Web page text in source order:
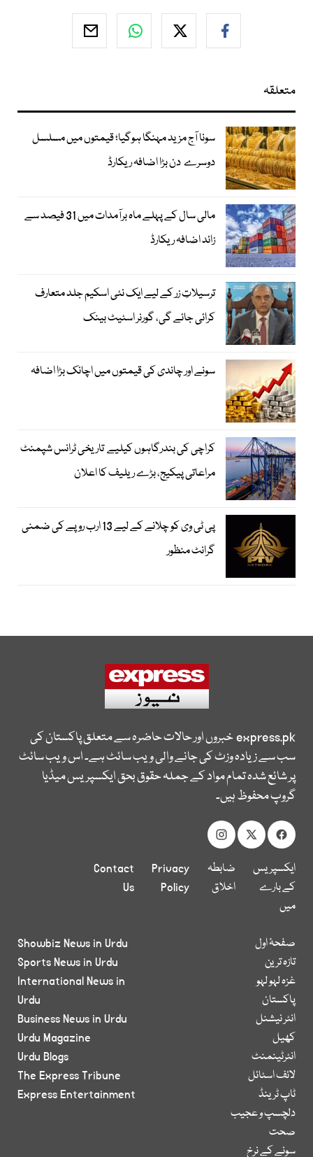
متعلقہ
سونا آج مزید مہنگا ہوگیا؛ قیمتوں میں مسلسل
دوسرے دن بڑا اضافہ ریکارڈ
مالی سال کے پہلے ماہ برآمدات میں 31 فیصد سے
زائد اضافہ ریکارڈ
ترسیلاتِ زر کے لیے ایک نئی اسکیم جلد متعارف
کرائی جائے گی، گورنر اسٹیٹ بینک
سونے اور چاندی کی قیمتوں میں اچانک بڑا اضافہ
کراچی کی بندرگاہوں کیلیے تاریخی ٹرانس شپمنٹ
مراعاتی پیکیج، بڑے ریلیف کا اعلان
پی ٹی وی کو چلانے کے لیے 13 ارب روپے کی ضمنی
گرانٹ منظور
express.pkخبروں اور حالات حاضرہ سے متعلق پاکستان کی
سب سے زیادہ وزٹ کی جانے والی ویب سائٹ ہے۔ اس ویب سائٹ
پر شائع شدہ تمام مواد کے جملہ حقوق بحق ایکسپریس میڈیا
گروپ محفوظ ہیں۔
ایکسپریس
کے بارے
میں
ضابطہ
اخلاق
Privacy
Policy
Contact
Us
صفحۂ اول
تازہ ترین
غزہ لہو لہو
پاکستان
انٹر نیشنل
کھیل
انٹرٹینمنٹ
لائف اسٹائل
ٹاپ ٹرینڈ
دلچسپ و عجیب
صحت
سونے کے نرخ
Showbiz News in Urdu
Sports News in Urdu
International News in
Urdu
Business News in Urdu
Urdu Magazine
Urdu Blogs
The Express Tribune
Express Entertainment